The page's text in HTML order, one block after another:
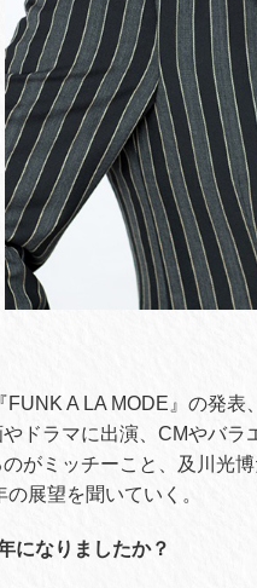
FUNK A LA MODE』の発
ドラマに出演、CMやバ
がミッチーこと、及川光
展望を聞いていく。
になりましたか？